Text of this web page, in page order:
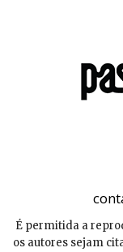
É permitida a
os autores sejam